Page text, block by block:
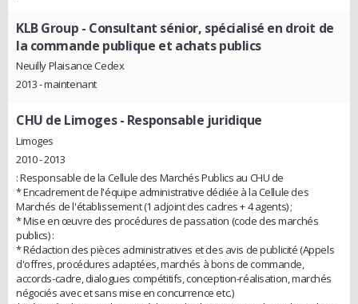
KLB Group - Consultant sénior, spécialisé en droit de
la commande publique et achats publics
Neuilly Plaisance Cedex
2013 - maintenant
CHU de Limoges- Responsable juridique
Limoges
2010 - 2013
: Responsable de la Cellule des Marchés Publics au CHU de
* Encadrement de l'équipe administrative dédiée à la Cellule des
Marchés de l'établissement (1 adjoint des cadres + 4 agents) ;
* Mise en œuvre des procédures de passation (code des marchés
publics) :
* Rédaction des pièces administratives et des avis de publicité (Appels
d'offres, procédures adaptées, marchés à bons de commande,
accords-cadre, dialogues compétitifs, conception-réalisation, marchés
négociés avec et sans mise en concurrence etc.)